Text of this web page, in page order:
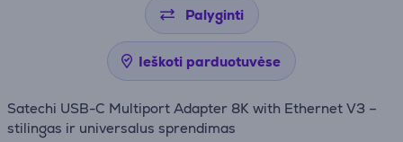
Palyginti
Ieškoti parduotuvėse
Satechi USB-C Multiport Adapter 8K with Ethernet V3 –
stilingas ir universalus sprendimas